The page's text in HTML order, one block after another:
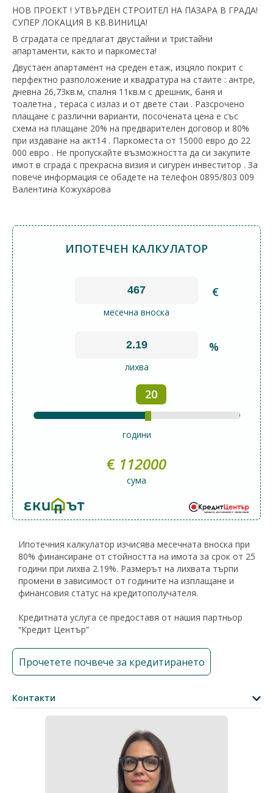
НОВ ПРОЕКТ ! УТВЪРДЕН СТРОИТЕЛ НА ПАЗАРА В ГРАДА!
СУПЕР ЛОКАЦИЯ В КВ.ВИНИЦА!
В сградата се предлагат двустайни и тристайни
апартаменти, както и паркоместа!
Двустаен апартамент на среден етаж, изцяло покрит с
перфектно разположение и квадратура на стаите : антре,
дневна 26,73кв.м, спалня 11кв.м с дрешник, баня и
тоалетна , тераса с излаз и от двете стаи . Разсрочено
плащане с различни варианти, посочената цена е със
схема на плащане 20% на предварителен договор и 80%
при издаване на акт14 . Паркоместа от 15000 евро до 22
000 евро . Не пропускайте възможността да си закупите
имот в сграда с прекрасна визия и сигурен инвеститор . За
повече информация се обадете на телефон 0895/803 009
Валентина Кожухарова
ИПОТЕЧЕН КАЛКУЛАТОР
€
месечна вноска
%
лихва
20
години
€ 112000
сума
Ипотечния калкулатор изчисява месечната вноска при
80% финансиране от стойността на имота за срок от 25
години при лихва 2.19%. Размерът на лихвата търпи
промени в зависимост от годините на изплащане и
финансовия статус на кредитополучателя.
Кредитната услуга се предоставя от нашия партньор
“Кредит Център”
Прочетете почвече за кредитирането
Контакти